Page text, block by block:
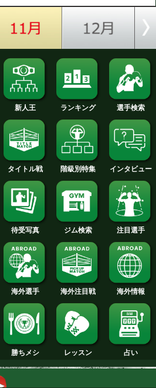
2015年
2014年
2013年
2012年
2011年
2010年
2009年